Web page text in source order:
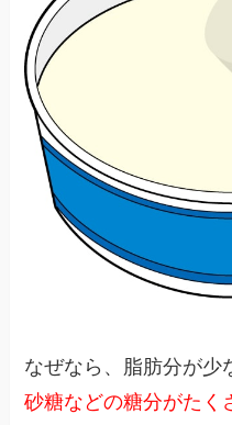
なぜなら、脂肪分が少
砂糖などの糖分がたく